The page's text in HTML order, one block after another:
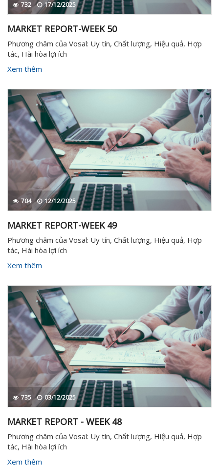
732 17/12/2025
MARKET REPORT-WEEK 50
Phương châm của Vosal: Uy tín, Chất lượng, Hiệu quả, Hợp
tác, Hài hòa lợi ích
Xem thêm
704 12/12/2025
MARKET REPORT-WEEK 49
Phương châm của Vosal: Uy tín, Chất lượng, Hiệu quả, Hợp
tác, Hài hòa lợi ích
Xem thêm
735 03/12/2025
MARKET REPORT - WEEK 48
Phương châm của Vosal: Uy tín, Chất lượng, Hiệu quả, Hợp
tác, Hài hòa lợi ích
Xem thêm